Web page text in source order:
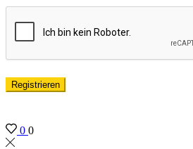
Registrieren
0 0